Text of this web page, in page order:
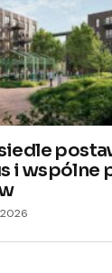
i wspólne